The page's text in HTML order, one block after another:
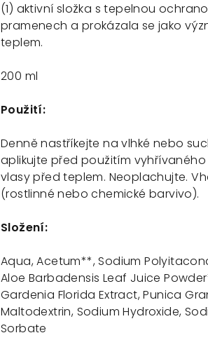
(1) aktivní složka s tepelnou
pramenech a prokázala se jako
teplem.
200 ml
Použití:
Denně nastříkejte na vlhké nebo
aplikujte před použitím
vlasy před teplem. Neoplachujte.
(rostlinné nebo chemické barvivo).
Složení:
Aqua, Acetum**, Sodium
Aloe Barbadensis Leaf Juice
Gardenia Florida Extract, Punica
Maltodextrin, Sodium Hydroxide,
Sorbate